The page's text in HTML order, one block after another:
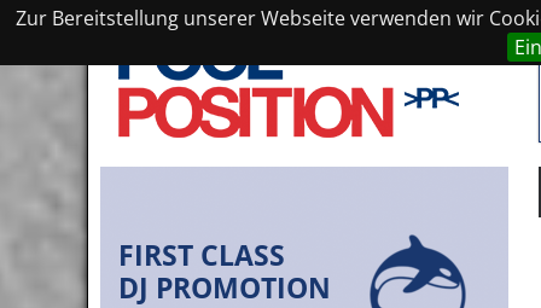
Zur Bereitstellung unserer Webseite verwenden wir
FIRST CLASS
DJ PROMOTION